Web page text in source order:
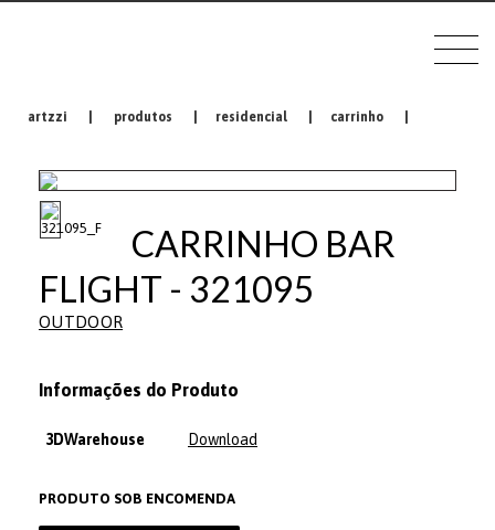
artzzi produtos residencial carrinho
CARRINHO BAR
FLIGHT - 321095
OUTDOOR
Informações do Produto
3DWarehouse Download
PRODUTO SOB ENCOMENDA